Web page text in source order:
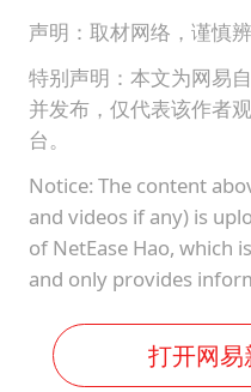
声明：取材网络，谨慎
特别声明：本文为网易
并发布，仅代表该作者
台。
Notice: The content
and videos if any) is
of NetEase Hao, which
and only provides
打开网